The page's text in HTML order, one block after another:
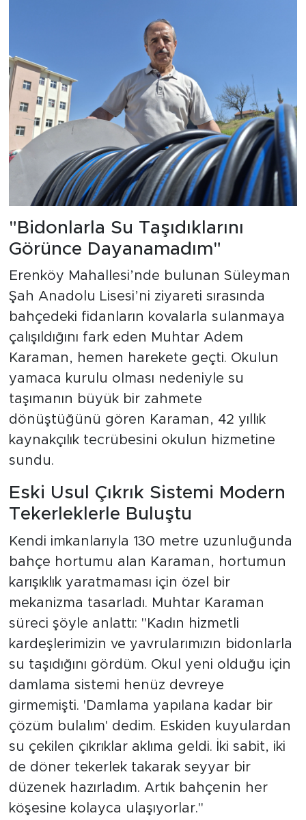
"Bidonlarla Su Taşıdıklarını
Görünce Dayanamadım"
Erenköy Mahallesi’nde bulunan Süleyman
Şah Anadolu Lisesi’ni ziyareti sırasında
bahçedeki fidanların kovalarla sulanmaya
çalışıldığını fark eden Muhtar Adem
Karaman, hemen harekete geçti. Okulun
yamaca kurulu olması nedeniyle su
taşımanın büyük bir zahmete
dönüştüğünü gören Karaman, 42 yıllık
kaynakçılık tecrübesini okulun hizmetine
sundu.
Eski Usul Çıkrık Sistemi Modern
Tekerleklerle Buluştu
Kendi imkanlarıyla 130 metre uzunluğunda
bahçe hortumu alan Karaman, hortumun
karışıklık yaratmaması için özel bir
mekanizma tasarladı. Muhtar Karaman
süreci şöyle anlattı: "Kadın hizmetli
kardeşlerimizin ve yavrularımızın bidonlarla
su taşıdığını gördüm. Okul yeni olduğu için
damlama sistemi henüz devreye
girmemişti. 'Damlama yapılana kadar bir
çözüm bulalım' dedim. Eskiden kuyulardan
su çekilen çıkrıklar aklıma geldi. İki sabit, iki
de döner tekerlek takarak seyyar bir
düzenek hazırladım. Artık bahçenin her
köşesine kolayca ulaşıyorlar."